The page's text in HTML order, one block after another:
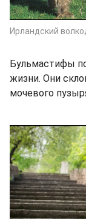
Ирландский
Бульмастифы
жизни. Они
мочевого